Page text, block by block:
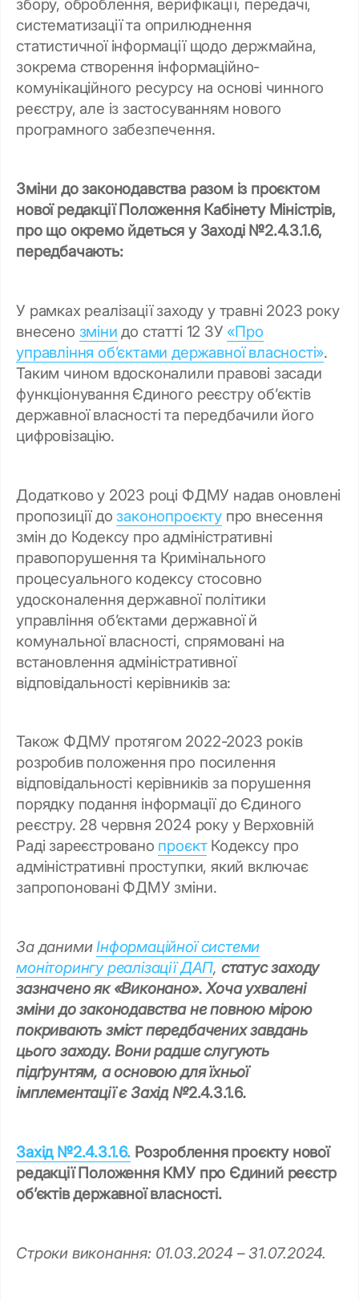
збору, оброблення, верифікації, передачі,
систематизації та оприлюднення
статистичної інформації щодо держмайна,
зокрема створення інформаційно-
комунікаційного ресурсу на основі чинного
реєстру, але із застосуванням нового
програмного забезпечення.
Зміни до законодавства разом із проєктом
нової редакції Положення Кабінету Міністрів,
про що окремо йдеться у Заході №2.4.3.1.6,
передбачають:
У рамках реалізації заходу у травні 2023 року
внесено зміни до статті 12 ЗУ «Про
управління об’єктами державної власності».
Таким чином вдосконалили правові засади
функціонування Єдиного реєстру об’єктів
державної власності та передбачили його
цифровізацію.
Додатково у 2023 році ФДМУ надав оновлені
пропозиції дозаконопроєктупро внесення
змін до Кодексу про адміністративні
правопорушення та Кримінального
процесуального кодексу стосовно
удосконалення державної політики
управління об’єктами державної й
комунальної власності, спрямовані на
встановлення адміністративної
відповідальності керівників за:
Також ФДМУ протягом 2022-2023 років
розробив положення про посилення
відповідальності керівників за порушення
порядку подання інформації до Єдиного
реєстру. 28 червня 2024 року у Верховній
Раді зареєстровано проєктКодексу про
адміністративні проступки, який включає
запропоновані ФДМУ зміни.
За данимиІнформаційної системи
моніторингу реалізації ДАП, статус заходу
зазначено як «Виконано». Хоча ухвалені
зміни до законодавства не повною мірою
покривають зміст передбачених завдань
цього заходу. Вони радше слугують
підґрунтям, а основою для їхньої
імплементації є Захід №2.4.3.1.6.
Захід №2.4.3.1.6.Розроблення проєкту нової
редакції Положення КМУ про Єдиний реєстр
об’єктів державної власності.
Строки виконання: 01.03.2024 – 31.07.2024.